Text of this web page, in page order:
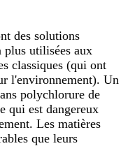
des solutions
plus utilisées aux
classiques (qui ont
l'environnement). Un
polychlorure de
qui est dangereux
Les matières
que leurs